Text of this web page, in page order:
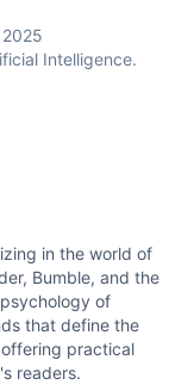
Intelligence.
in the world of
Bumble, and the
of
that define the
practical
readers.